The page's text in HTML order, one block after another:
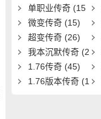
8) 单职业传奇 (15
1) 微变传奇 (15)
超变传奇 (26)
我本沉默传奇 (2
0)
1.76传奇 (45)
1.76版本传奇 (1